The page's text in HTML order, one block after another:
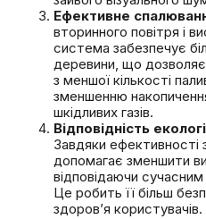
Ефективне
вторинного повітря і
система забезпечує
деревини, що
з меншої кількості
зменшенню
шкідливих газів.
Відповідність
Завдяки ефективності
допомагає зменшити
відповідаючи
Це робить її більш
здоров’я користувачів.